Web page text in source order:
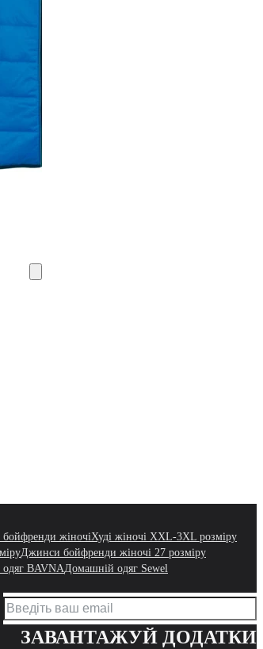
жіночіХуді жіночі XXL-3XL розміру
Джинси бойфренди жіночі 27 розміру
BAVNAДомашній одяг Sewel
ЗАВАНТАЖУЙ ДОДАТКИ